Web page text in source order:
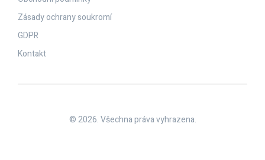
Zásady ochrany soukromí
GDPR
Kontakt
© 2026. Všechna práva vyhrazena.